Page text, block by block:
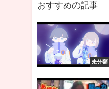
おすすめの記事
未分類